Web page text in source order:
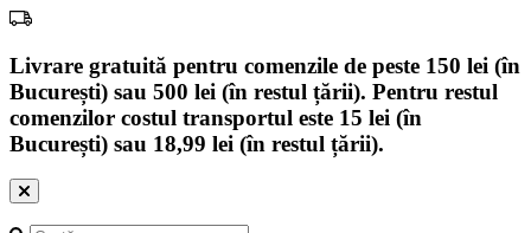
Livrare gratuită pentru comenzile de peste 150 lei (în
București) sau 500 lei (în restul țării). Pentru restul
comenzilor costul transportul este 15 lei (în
București) sau 18,99 lei (în restul țării).